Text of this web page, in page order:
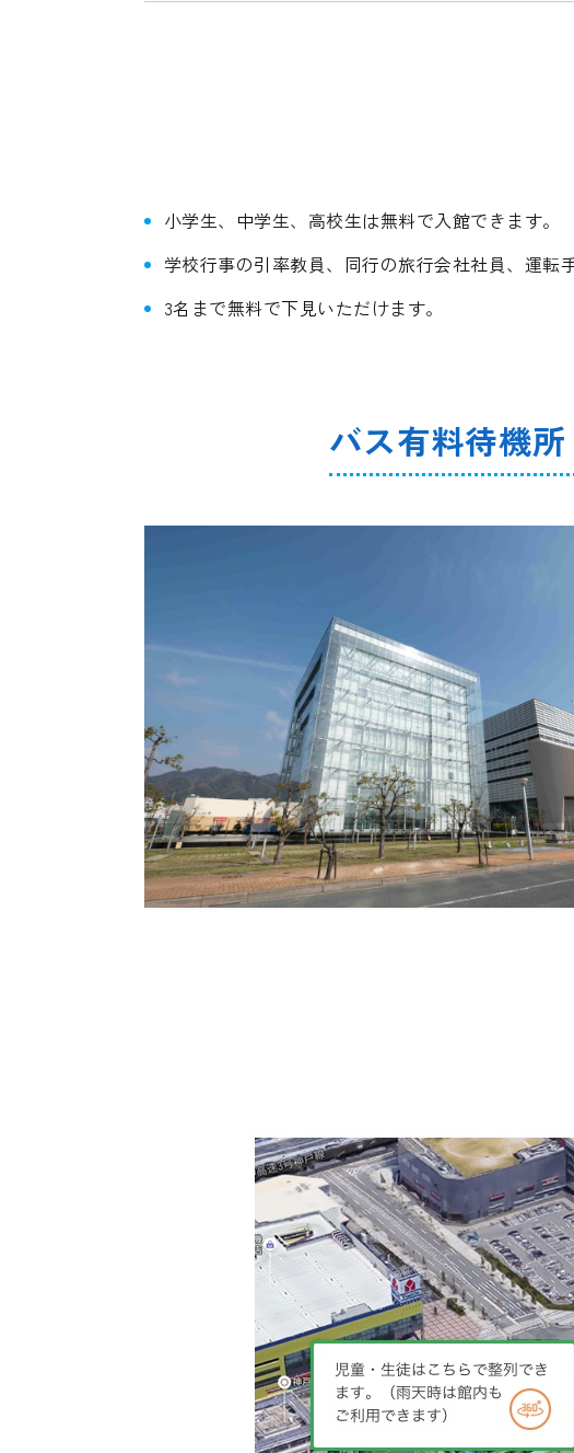
小学生、中学生、高校生は無料で入館できます。
学校行事の引率教員、同行の旅行会社社員、運転
3名まで無料で下見いただけます。
バス有料待機